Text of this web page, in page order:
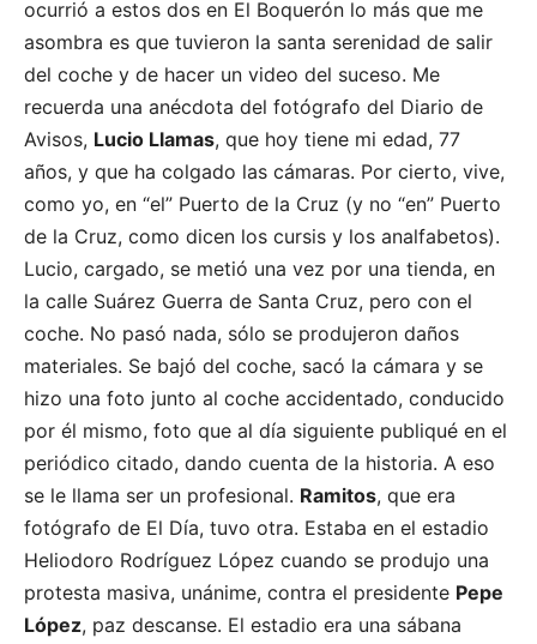
ocurrió a estos dos en El Boquerón lo más que me
asombra es que tuvieron la santa serenidad de salir
del coche y de hacer un video del suceso. Me
recuerda una anécdota del fotógrafo del Diario de
Avisos, Lucio Llamas, que hoy tiene mi edad, 77
años, y que ha colgado las cámaras. Por cierto, vive,
como yo, en “el” Puerto de la Cruz (y no “en” Puerto
de la Cruz, como dicen los cursis y los analfabetos).
Lucio, cargado, se metió una vez por una tienda, en
la calle Suárez Guerra de Santa Cruz, pero con el
coche. No pasó nada, sólo se produjeron daños
materiales. Se bajó del coche, sacó la cámara y se
hizo una foto junto al coche accidentado, conducido
por él mismo, foto que al día siguiente publiqué en el
periódico citado, dando cuenta de la historia. A eso
se le llama ser un profesional. Ramitos, que era
fotógrafo de El Día, tuvo otra. Estaba en el estadio
Heliodoro Rodríguez López cuando se produjo una
protesta masiva, unánime, contra el presidente Pepe
López, paz descanse. El estadio era una sábana